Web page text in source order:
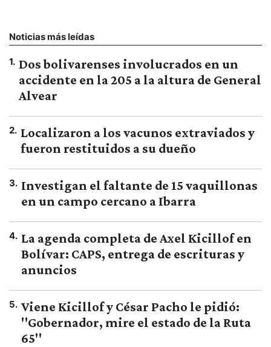
Noticias más leídas
1. Dos bolivarenses involucrados en un
accidente en la 205 a la altura de General
Alvear
2. Localizaron a los vacunos extraviados y
fueron restituidos a su dueño
3. Investigan el faltante de 15 vaquillonas
en un campo cercano a Ibarra
4. La agenda completa de Axel Kicillof en
Bolívar: CAPS, entrega de escrituras y
anuncios
5. Viene Kicillof y César Pacho le pidió:
"Gobernador, mire el estado de la Ruta
65"